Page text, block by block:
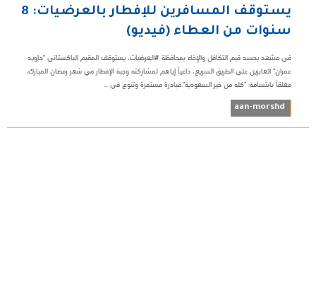
يستوقف المسافرين للإفطار بالعرضيات: 8
سنوات من العطاء (فيديو)
في مشهد يجسد قيم التكافل والإخاء بمحافظة #العرضيات، يستوقف المقيم الباكستاني "جاويد
عمران" العابرين على الطريق السريع، داعياً إياهم لمشاركته وجبة الإفطار في شهر رمضان المبارك،
معلقاً بابتسامة: "كله من خير السعودية".مبادرة مستمرة وتنوع في ...
aan-morshd